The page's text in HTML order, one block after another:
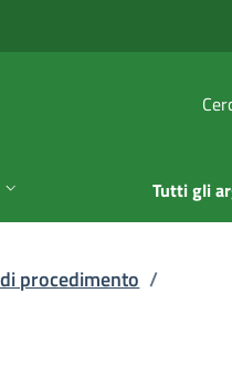
Tutti gli
procedimento /